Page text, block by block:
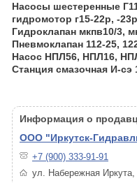
Насосы шестеренные
гидромотор г15-22р, -
Гидроклапан мкпв10/3,
Пневмоклапан 112-25,
Насос НПЛ56, НПЛ16,
Станция смазочная И-сэ
Информация о
ООО "Иркутск-
+7 (900) 333-91-91
ул. Набережная Иркута,